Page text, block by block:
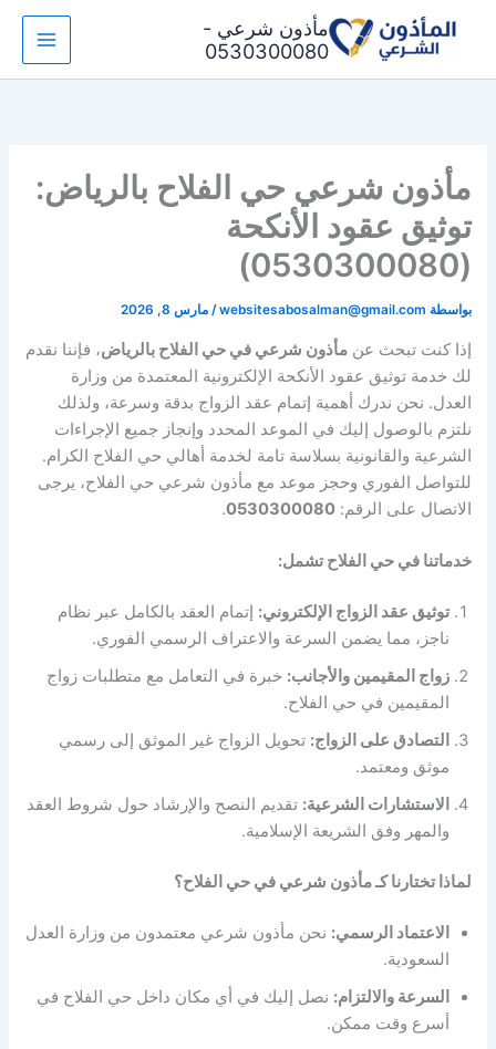
مأذون شرعي -
0530300080
مأذون شرعي حي الفلاح بالرياض:
توثيق عقود الأنكحة
(0530300080)
بواسطة websitesabosalman@gmail.com
/مارس 8, 2026
إذا كنت تبحث عنمأذون شرعي في حي الفلاح بالرياض، فإننا نقدم
لك خدمة توثيق عقود الأنكحة الإلكترونية المعتمدة من وزارة
العدل. نحن ندرك أهمية إتمام عقد الزواج بدقة وسرعة، ولذلك
نلتزم بالوصول إليك في الموعد المحدد وإنجاز جميع الإجراءات
الشرعية والقانونية بسلاسة تامة لخدمة أهالي حي الفلاح الكرام.
للتواصل الفوري وحجز موعد مع مأذون شرعي حي الفلاح، يرجى
الاتصال على الرقم:0530300080
.
خدماتنا في حي الفلاح تشمل:
توثيق عقد الزواج الإلكتروني: إتمام العقد بالكامل عبر نظام
ناجز، مما يضمن السرعة والاعتراف الرسمي الفوري.
زواج المقيمين والأجانب: خبرة في التعامل مع متطلبات زواج
المقيمين في حي الفلاح.
التصادق على الزواج: تحويل الزواج غير الموثق إلى رسمي
موثق ومعتمد.
الاستشارات الشرعية: تقديم النصح والإرشاد حول شروط العقد
والمهر وفق الشريعة الإسلامية.
لماذا تختارنا كـ مأذون شرعي في حي الفلاح؟
الاعتماد الرسمي: نحن مأذون شرعي معتمدون من وزارة العدل
السعودية.
السرعة والالتزام: نصل إليك في أي مكان داخل حي الفلاح في
أسرع وقت ممكن.